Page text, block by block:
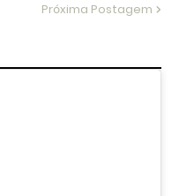
Próxima Postagem